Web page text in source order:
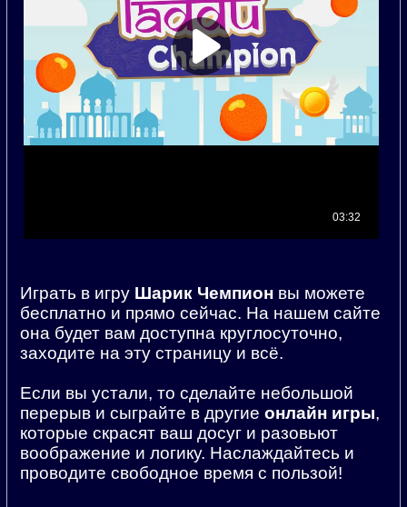
Играть в игру Шарик Чемпион вы можете
бесплатно и прямо сейчас. На нашем сайте
она будет вам доступна круглосуточно,
заходите на эту страницу и всё.
Если вы устали, то сделайте небольшой
перерыв и сыграйте в другие онлайн игры,
которые скрасят ваш досуг и разовьют
воображение и логику. Наслаждайтесь и
проводите свободное время с пользой!